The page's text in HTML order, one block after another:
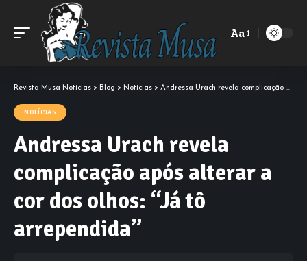
Font
Aa
Revista Musa Notícias > Blog > Notícias > Andressa Urach revela complicação após alterar a cor dos olhos: “Já tô arrependida”
NOTÍCIAS
Andressa Urach revela
complicação após alterar a
cor dos olhos: “Já tô
arrependida”